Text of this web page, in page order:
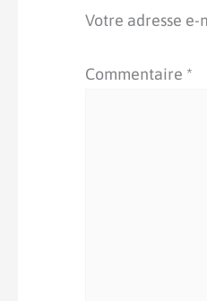
Votre adresse e-
Commentaire *